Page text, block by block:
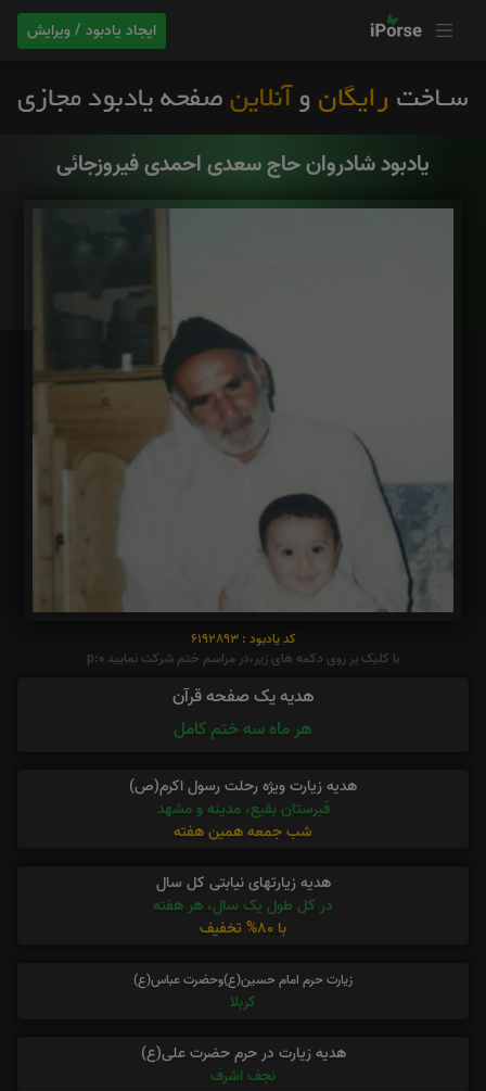
ایجاد یادبود / ویرایش
یادبود شادروان حاج سعدی احمدی فیروزجائی
کد یادبود : 6192893
با کلیک بر روی دکمه های زیر،در مراسم ختم شرکت نمایید p:0
هدیه یک صفحه قرآن
هر ماه سه ختم کامل
هدیه زیارت ویژه رحلت رسول اکرم(ص)
قبرستان بقیع، مدینه و مشهد
شب جمعه همین هفته
هدیه زیارتهای نیابتی کل سال
در کل طول یک سال، هر هفته
با 80% تخفیف
زیارت حرم امام حسین(ع)وحضرت عباس(ع)
کربلا
هدیه زیارت در حرم حضرت علی(ع)
نجف اشرف